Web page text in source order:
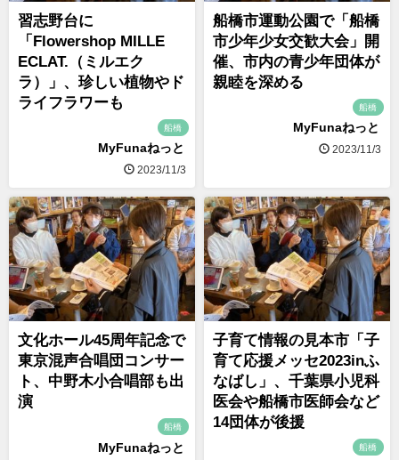
習志野台に
「Flowershop MILLE
ECLAT.（ミルエク
ラ）」、珍しい植物やド
ライフラワーも
船橋
MyFunaねっと
2023/11/3
船橋市運動公園で「船橋
市少年少女交歓大会」開
催、市内の青少年団体が
親睦を深める
船橋
MyFunaねっと
2023/11/3
文化ホール45周年記念で
東京混声合唱団コンサー
ト、中野木小合唱部も出
演
船橋
MyFunaねっと
子育て情報の見本市「子
育て応援メッセ2023inふ
なばし」、千葉県小児科
医会や船橋市医師会など
14団体が後援
船橋